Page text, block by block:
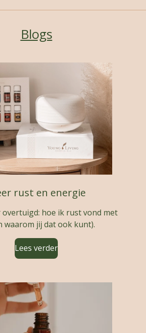
Blogs
rust en energie
overtuigd: hoe ik rust vond met
waarom jij dat ook kunt).
Lees verder